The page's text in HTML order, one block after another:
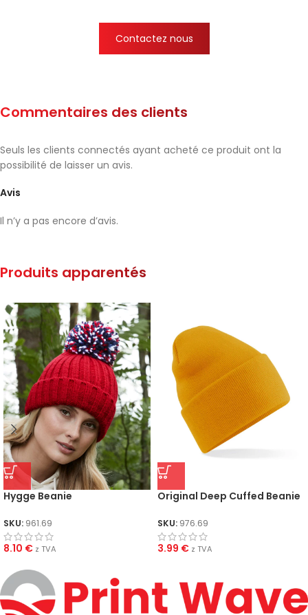
Contactez nous
Commentaires des clients
Avis
Il n’y a pas encore d’avis.
Seuls les clients connectés ayant acheté ce produit ont la
possibilité de laisser un avis.
Produits apparentés
Hygge Beanie
SKU: 961.69
8.10 € z TVA
Original Deep Cuffed Beanie
SKU: 976.69
3.99 € z TVA